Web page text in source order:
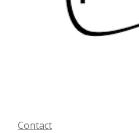
Contact